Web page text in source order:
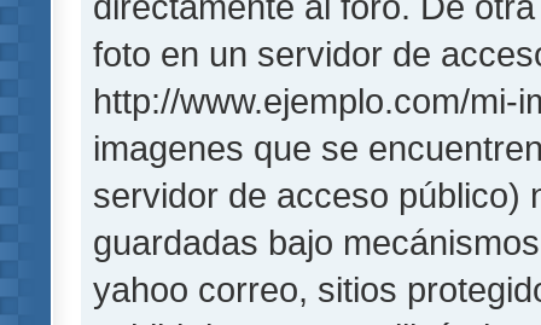
foto en un servidor de
http://www.ejemplo.com/mi-
imagenes que se
servidor de acceso público)
guardadas bajo
yahoo correo, sitios